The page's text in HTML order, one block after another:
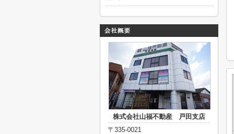
株式会社山福不動産 戸田支店
〒335-0021